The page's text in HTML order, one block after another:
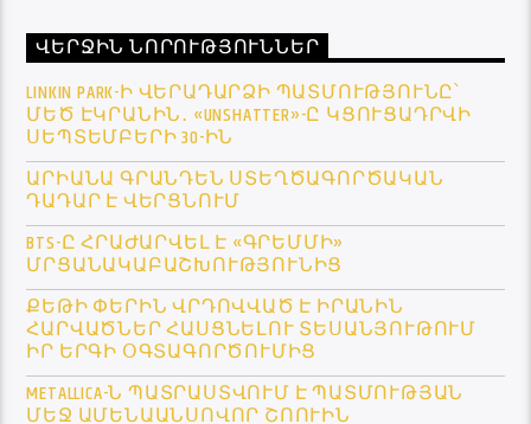
ՎԵՐՋԻՆ ՆՈՐՈՒԹՅՈՒՆՆԵՐ
LINKIN PARK-Ի ՎԵՐԱԴԱՐՁԻ ՊԱՏՄՈՒԹՅՈՒՆԸ՝
ՄԵԾ ԷԿՐԱՆԻՆ․ «UNSHATTER»-Ը ԿՑՈՒՑԱԴՐՎԻ
ՍԵՊՏԵՄԲԵՐԻ 30-ԻՆ
ԱՐԻԱՆԱ ԳՐԱՆԴԵՆ ՍՏԵՂԾԱԳՈՐԾԱԿԱՆ
ԴԱԴԱՐ Է ՎԵՐՑՆՈՒՄ
BTS-Ը ՀՐԱԺԱՐՎԵԼ Է «ԳՐԵՄՄԻ»
ՄՐՑԱՆԱԿԱԲԱՇԽՈՒԹՅՈՒՆԻՑ
ՔԵԹԻ ՓԵՐԻՆ ՎՐԴՈՎՎԱԾ Է ԻՐԱՆԻՆ
ՀԱՐՎԱԾՆԵՐ ՀԱՍՑՆԵԼՈՒ ՏԵՍԱՆՅՈՒԹՈՒՄ
ԻՐ ԵՐԳԻ ՕԳՏԱԳՈՐԾՈՒՄԻՑ
METALLICA-Ն ՊԱՏՐԱՍՏՎՈՒՄ Է ՊԱՏՄՈՒԹՅԱՆ
ՄԵՋ ԱՄԵՆԱԱՆՍՈՎՈՐ ՇՈՈՒԻՆ